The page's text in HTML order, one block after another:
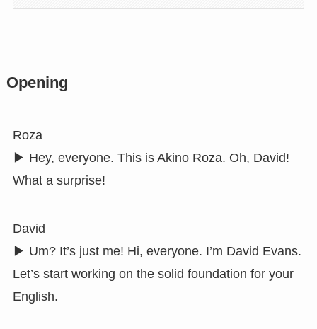
Opening
Roza
▶︎ Hey, everyone. This is Akino Roza. Oh, David!
What a surprise!
David
▶︎ Um? It’s just me! Hi, everyone. I’m David Evans.
Let’s start working on the solid foundation for your
English.